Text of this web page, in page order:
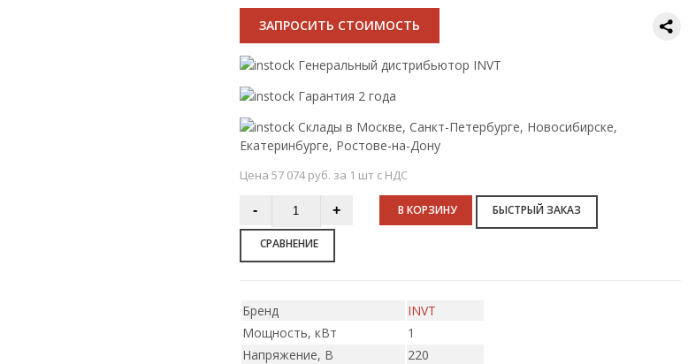
ЗАПРОСИТЬ СТОИМОСТЬ
Генеральный дистрибьютор INVT
Гарантия 2 года
Склады в Москве, Санкт-Петербурге, Новосибирске,
Екатеринбурге, Ростове-на-Дону
Цена 57 074 руб. за 1 шт с НДС
В КОРЗИНУ БЫСТРЫЙ ЗАКАЗ
СРАВНЕНИЕ
Бренд
INVT
Мощность, кВт
1
Напряжение, В
220